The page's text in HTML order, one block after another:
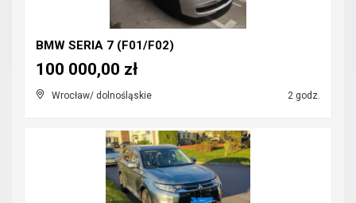
BMW SERIA 7 (F01/F02)
Wrocław/ dolnośląskie 2 godz.
100 000,00 zł